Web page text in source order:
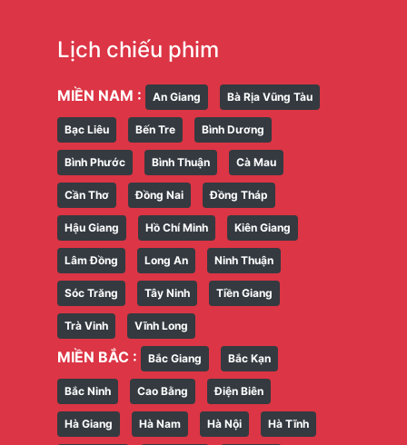
Lịch chiếu phim
MIỀN NAM : An Giang Bà Rịa Vũng Tàu
Bạc Liêu Bến Tre Bình Dương
Bình Phước Bình Thuận Cà Mau
Cần Thơ Đồng Nai Đồng Tháp
Hậu Giang Hồ Chí Minh Kiên Giang
Lâm Đồng Long An Ninh Thuận
Sóc Trăng Tây Ninh Tiền Giang
Trà Vinh Vĩnh Long
MIỀN BẮC : Bắc Giang Bắc Kạn
Bắc Ninh Cao Bằng Điện Biên
Hà Giang Hà Nam Hà Nội Hà Tĩnh